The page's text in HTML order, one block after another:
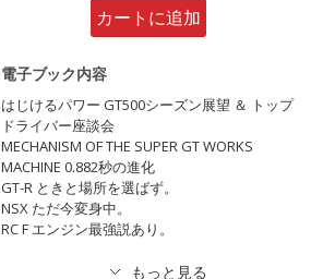
カートに追加
電子ブック内容
はじけるパワー GT500シーズン展望 ＆ トップ
ドライバー座談会
MECHANISM OF THE SUPER GT WORKS
MACHINE 0.882秒の進化
GT-R ときと場所を選ばず。
NSX ただ今変身中。
RC F エンジン最強説あり。